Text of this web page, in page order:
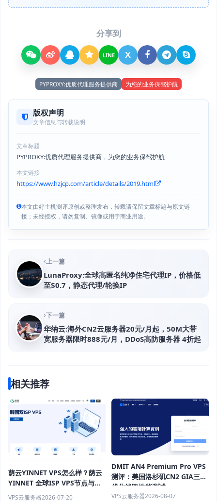
分享到
LINE X
PYPROXY:优质代理服务提供商 为您的业务保驾护航
版权声明
文章信息与转载说明
文章标题
PYPROXY:优质代理服务提供商，为您的业务保驾护航
本文链接
https://www.hzjcp.com/article/details/2019.html
本文由好主机测评原创或整理发布，转载请保留文章标题与原文链
接；未经授权，请勿复制、镜像或用于商业用途。
上一篇
LunaProxy:全球高匿名纯净住宅代理IP，价格低
至$0.7，静态代理/轮换IP
下一篇
华纳云:海外CN2云服务器20元/月起，50M大带
宽服务器限时888元/月，DDoS高防服务器 4折起
相关推荐
荫云YINNET VPS怎么样？荫云
YINNET 全球ISP VPS节点与双
ISP 服务器推荐
VPS云服务器2026-07-20
DMIT AN4 Premium Pro VPS
测评：美国洛杉矶CN2 GIA三网
优化线路性能测试
VPS云服务器2026-08-07